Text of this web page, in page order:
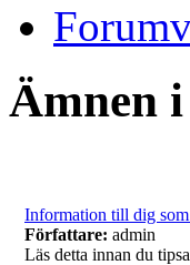
Ämnen
Information till dig
Författare: admin
Läs detta innan du